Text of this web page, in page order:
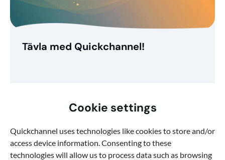
Cookie settings
Quickchannel uses technologies like cookies to store and/or
access device information. Consenting to these
technologies will allow us to process data such as browsing
Tävla med Quickchannel!